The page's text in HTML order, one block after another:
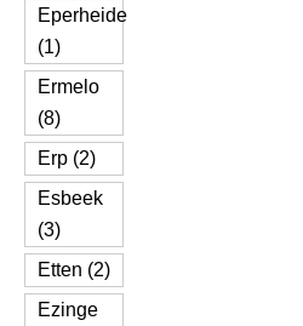
Eperheide
(1)
Ermelo
(8)
Erp (2)
Esbeek
(3)
Etten (2)
Ezinge